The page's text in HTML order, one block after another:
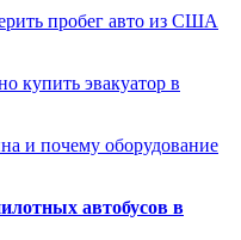
пробег авто из США
купить эвакуатор в
и почему оборудование
автобусов в